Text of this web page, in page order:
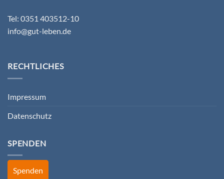
Tel: 0351 403512-10
info@gut-leben.de
RECHTLICHES
Impressum
Datenschutz
SPENDEN
Spenden